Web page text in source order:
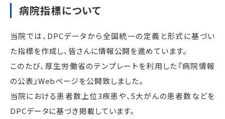
病院指標について
当院では、DPCデータから全国統一の定義と形式に基づい
た指標を作成し、皆さんに情報公開を進めています。
このたび、厚生労働省のテンプレートを利用した『病院情報
の公表』Webページを公開致しました。
当院における患者数上位3疾患や、5大がんの患者数などを
DPCデータに基づき掲載しています。